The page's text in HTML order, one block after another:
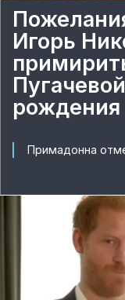
Игорь
рождения
Примадонна